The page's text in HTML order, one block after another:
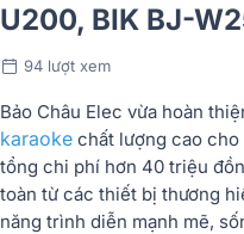
U200, BIK BJ-
94 lượt xem
Bảo Châu Elec vừa hoàn
karaoke chất lượng cao cho
tổng chi phí hơn 40 triệu
toàn từ các thiết bị thương
năng trình diễn mạnh mẽ,